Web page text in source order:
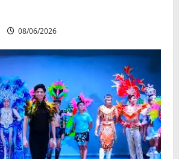
08/06/2026